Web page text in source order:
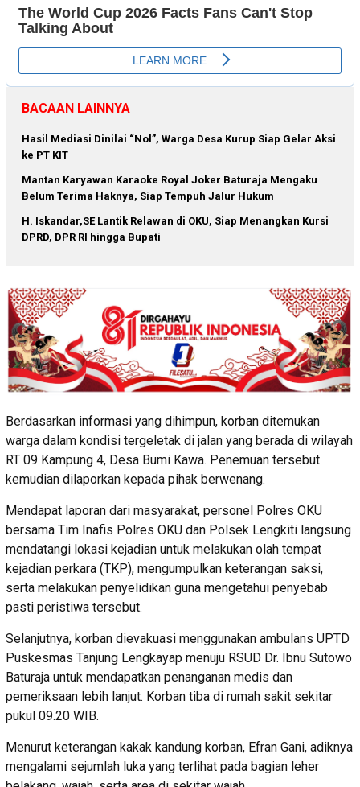
BACAAN LAINNYA
Hasil Mediasi Dinilai “Nol”, Warga Desa Kurup Siap Gelar Aksi
ke PT KIT
Mantan Karyawan Karaoke Royal Joker Baturaja Mengaku
Belum Terima Haknya, Siap Tempuh Jalur Hukum
H. Iskandar,SE Lantik Relawan di OKU, Siap Menangkan Kursi
DPRD, DPR RI hingga Bupati
Berdasarkan informasi yang dihimpun, korban ditemukan
warga dalam kondisi tergeletak di jalan yang berada di wilayah
RT 09 Kampung 4, Desa Bumi Kawa. Penemuan tersebut
kemudian dilaporkan kepada pihak berwenang.
Mendapat laporan dari masyarakat, personel Polres OKU
bersama Tim Inafis Polres OKU dan Polsek Lengkiti langsung
mendatangi lokasi kejadian untuk melakukan olah tempat
kejadian perkara (TKP), mengumpulkan keterangan saksi,
serta melakukan penyelidikan guna mengetahui penyebab
pasti peristiwa tersebut.
Selanjutnya, korban dievakuasi menggunakan ambulans UPTD
Puskesmas Tanjung Lengkayap menuju RSUD Dr. Ibnu Sutowo
Baturaja untuk mendapatkan penanganan medis dan
pemeriksaan lebih lanjut. Korban tiba di rumah sakit sekitar
pukul 09.20 WIB.
Menurut keterangan kakak kandung korban, Efran Gani, adiknya
mengalami sejumlah luka yang terlihat pada bagian leher